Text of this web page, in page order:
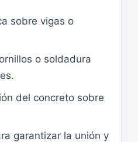
sobre vigas o
o soldadura
del concreto sobre
garantizar la unión y